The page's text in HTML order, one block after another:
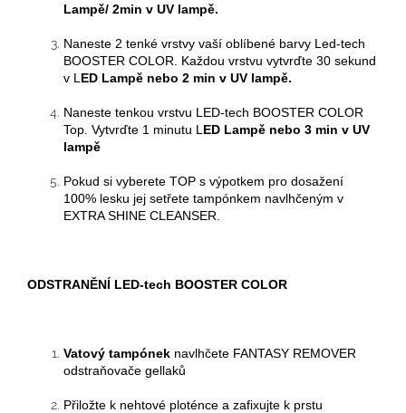
Lampě/ 2min v UV lampě.
Naneste 2 tenké vrstvy vaší oblíbené barvy Led-tech
BOOSTER COLOR . Každou vrstvu vytvrďte 30 sekund
v L ED Lampě nebo 2 min v UV lampě.
Naneste tenkou vrstvu LED-tech BOOSTER COLOR
Top. Vytvrďte 1 minutu L ED Lampě nebo 3 min v UV
lampě
Pokud si vyberete TOP s výpotkem pro dosažení
100% lesku jej setřete tampónkem navlhčeným v
EXTRA SHINE CLEANSER.
ODSTRANĚNÍ LED-tech BOOSTER COLOR
Vatový tampónek navlhčete FANTASY REMOVER
odstraňovače gellaků
Přiložte k nehtové ploténce a zafixujte k prstu